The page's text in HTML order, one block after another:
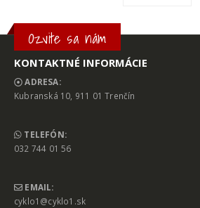
Ozvite sa nám
KONTAKTNÉ INFORMÁCIE
ADRESA:
Kubranská 10, 911 01 Trenčín
TELEFÓN:
032 744 01 56
EMAIL:
cyklo1@cyklo1.sk